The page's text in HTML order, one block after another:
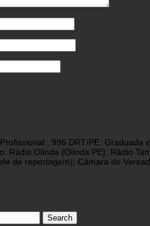
, 996 DRT/PE.
Rádio Olinda (Olinda PE); Rádio
de reportagem); Câmara de